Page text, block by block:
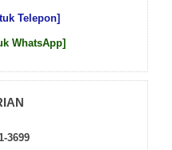
Telepon]
WhatsApp]
3699